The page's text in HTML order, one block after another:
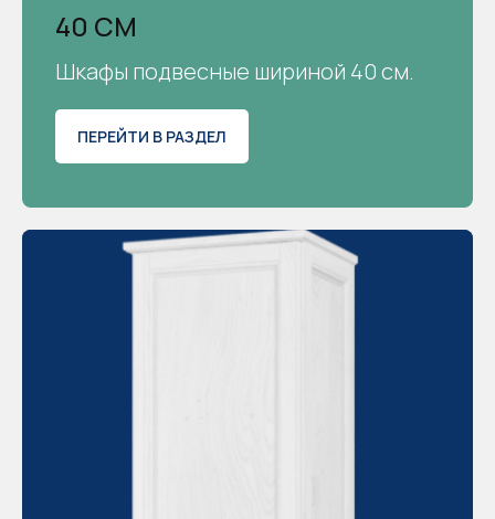
40 СМ
Шкафы подвесные шириной 40 см.
ПЕРЕЙТИ В РАЗДЕЛ